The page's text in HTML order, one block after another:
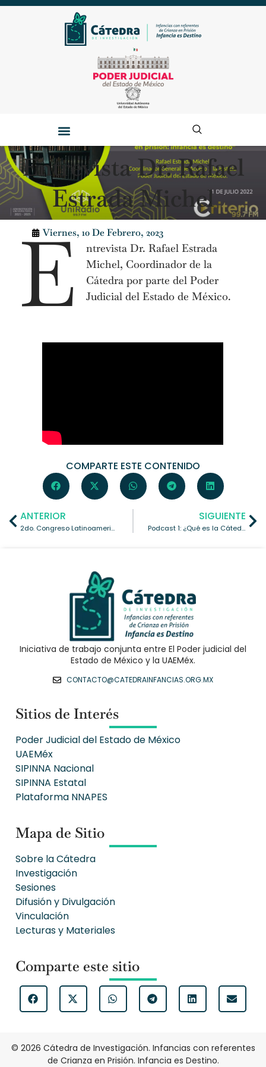
Entrevista Dr. Rafael
Estrada Michel
Viernes, 10 De Febrero, 2023
E
ntrevista Dr. Rafael Estrada
Michel, Coordinador de la
Cátedra por parte del Poder
Judicial del Estado de México.
COMPARTE ESTE CONTENIDO
ANTERIOR
2do. Congreso Latinoamericano sobre Feminismo, Género y Derechos Humanos de las Mujeres
SIGUIENTE
Podcast 1: ¿Qué es la Cátedra de investigación Infancias con referentes de crianza en prisión?
Iniciativa de trabajo conjunta entre El Poder judicial del
Estado de México y la UAEMéx.
CONTACTO@CATEDRAINFANCIAS.ORG.MX
Sitios de Interés
Poder Judicial del Estado de México
UAEMéx
SIPINNA Nacional
SIPINNA Estatal
Plataforma NNAPES
Mapa de Sitio
Sobre la Cátedra
Investigación
Sesiones
Difusión y Divulgación
Vinculación
Lecturas y Materiales
Comparte este sitio
© 2026 Cátedra de Investigación. Infancias con referentes
de Crianza en Prisión. Infancia es Destino.